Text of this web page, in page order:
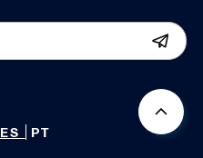
ES PT